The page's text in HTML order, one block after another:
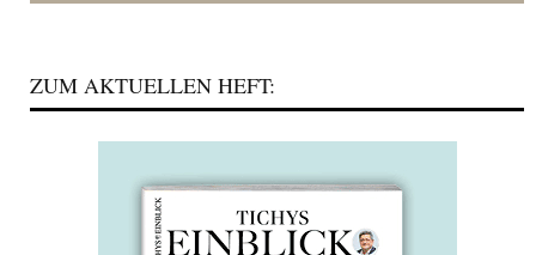
ZUM AKTUELLEN HEFT: